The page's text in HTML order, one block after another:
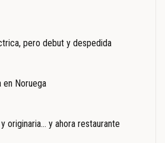
pero debut y despedida
en Noruega
originaria… y ahora restaurante